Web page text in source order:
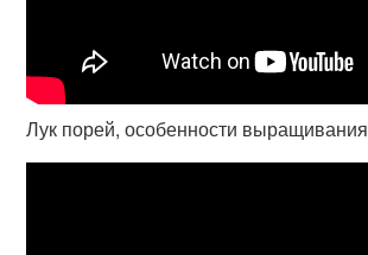
Лук порей, особенности выращивания